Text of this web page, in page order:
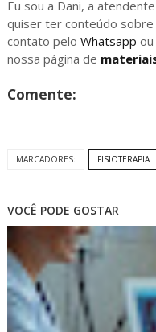
Eu sou a Dani, a
quiser ter conteúdo
contato pelo Whatsapp ou
nossa página de
Comente:
MARCADORES: FISIOTERAPIA
VOCÊ PODE GOSTAR